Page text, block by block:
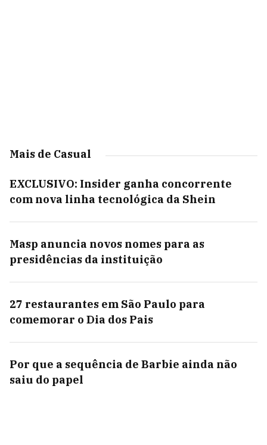
Mais de Casual
EXCLUSIVO: Insider ganha concorrente
com nova linha tecnológica da Shein
Masp anuncia novos nomes para as
presidências da instituição
27 restaurantes em São Paulo para
comemorar o Dia dos Pais
Por que a sequência de Barbie ainda não
saiu do papel